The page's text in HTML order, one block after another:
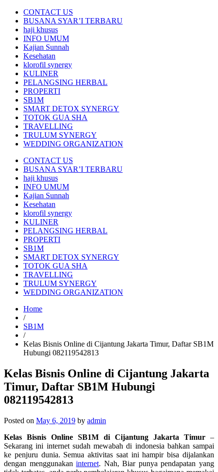
CONTACT US
BUSANA SYAR’I TERBARU
haji khusus
INFO UMUM
Kajian Sunnah
Kesehatan
klorofil synergy
KULINER
PELANGSING HERBAL
PROPERTI
SB1M
SMART DETOX SYNERGY
TOTOK GUA SHA
TRAVELLING
TRULUM SYNERGY
WEDDING ORGANIZATION
CONTACT US
BUSANA SYAR’I TERBARU
haji khusus
INFO UMUM
Kajian Sunnah
Kesehatan
klorofil synergy
KULINER
PELANGSING HERBAL
PROPERTI
SB1M
SMART DETOX SYNERGY
TOTOK GUA SHA
TRAVELLING
TRULUM SYNERGY
WEDDING ORGANIZATION
Home
/
SB1M
/
Kelas Bisnis Online di Cijantung Jakarta Timur, Daftar SB1M
Hubungi 082119542813
Kelas Bisnis Online di Cijantung Jakarta
Timur, Daftar SB1M Hubungi
082119542813
Posted on May 6, 2019 by admin
Kelas Bisnis Online SB1M di Cijantung Jakarta Timur –
Sekarang ini internet sudah mewabah di indonesia bahkan sampai
ke penjuru dunia. Semua aktivitas saat ini hampir bisa dijalankan
dengan menggunakaninternet. Nah, Biar punya pendapatan yang